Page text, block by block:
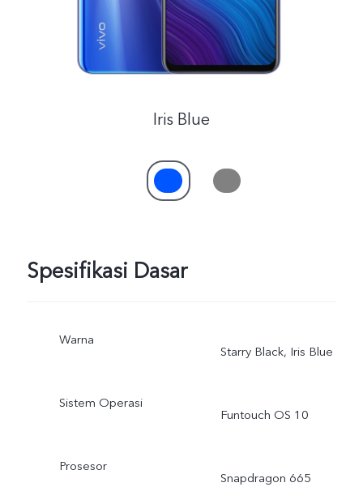
Iris Blue
Spesifikasi Dasar
Warna
Starry Black, Iris Blue
Sistem Operasi
Funtouch OS 10
Prosesor
Snapdragon 665